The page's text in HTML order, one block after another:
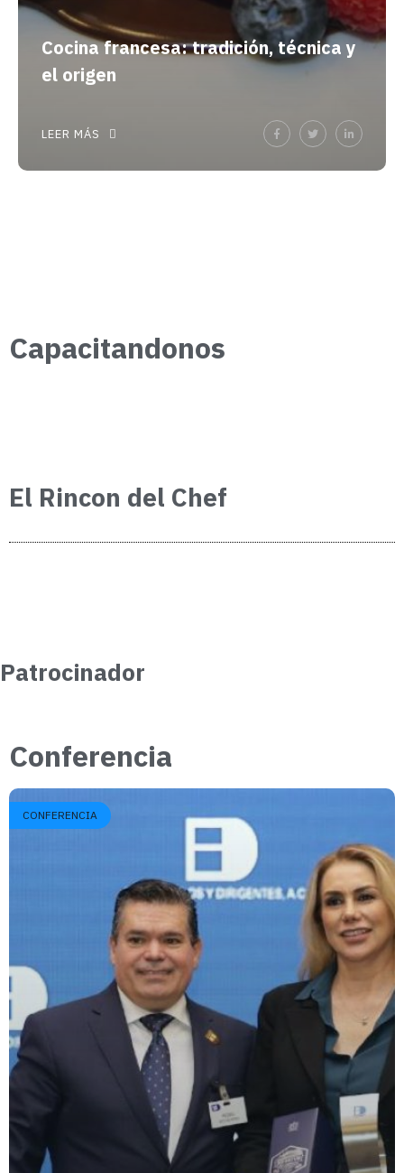
Cocina francesa: tradición, técnica y
el origen
LEER MÁS
Capacitandonos
El Rincon del Chef
Patrocinador
Conferencia
CONFERENCIA